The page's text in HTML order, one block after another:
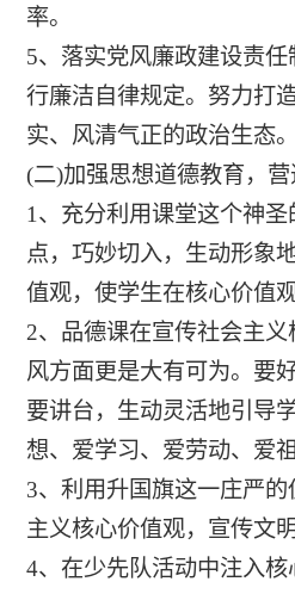
率。
5、落实党风廉政建设责
行廉洁自律规定。努力打
实、风清气正的政治生态。
(二)加强思想道德教育，营
1、充分利用课堂这个神
点，巧妙切入，生动形象
值观，使学生在核心价值
2、品德课在宣传社会主
风方面更是大有可为。要
要讲台，生动灵活地引导
想、爱学习、爱劳动、爱祖
3、利用升国旗这一庄严
主义核心价值观，宣传文明
4、在少先队活动中注入